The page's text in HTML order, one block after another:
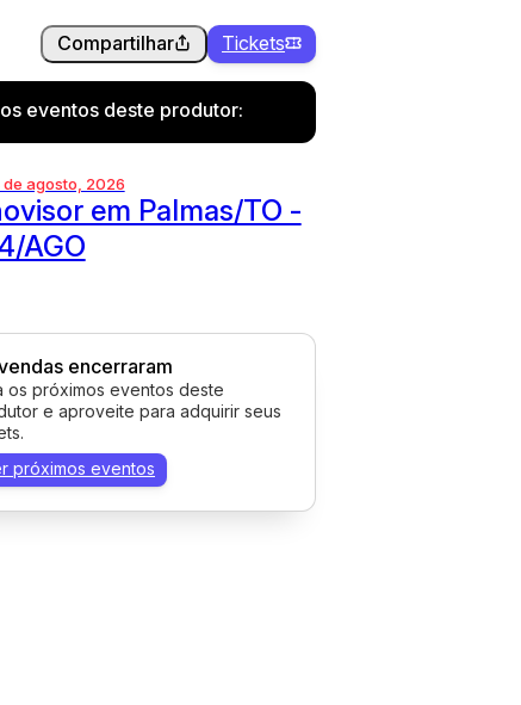
Compartilhar Tickets
eventos deste produtor:
de agosto, 2026
em Palmas/TO -
AGO
encerraram
os próximos eventos deste
e aproveite para adquirir seus
próximos eventos